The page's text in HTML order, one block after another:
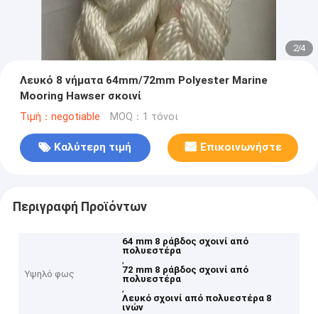
2/4
Λευκό 8 νήματα 64mm/72mm Polyester Marine
Mooring Hawser σκοινί
Τιμή：negotiable MOQ：1 τόνοι
Καλύτερη τιμή Επικοινωνήστε
Περιγραφή Προϊόντων
Υψηλό φως
64 mm 8 ράβδος σχοινί από
πολυεστέρα
,
72 mm 8 ράβδος σχοινί από
πολυεστέρα
,
Λευκό σχοινί από πολυεστέρα 8
ινών